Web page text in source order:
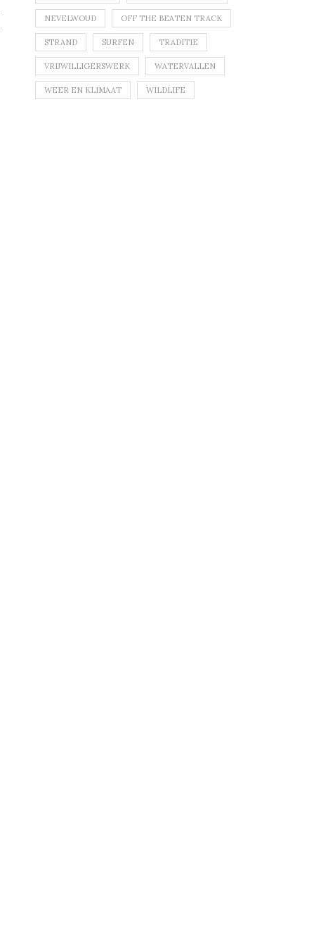
NEVELWOUD OFF THE BEATEN TRACK
STRAND SURFEN TRADITIE
VRIJWILLIGERSWERK WATERVALLEN
WEER EN KLIMAAT WILDLIFE